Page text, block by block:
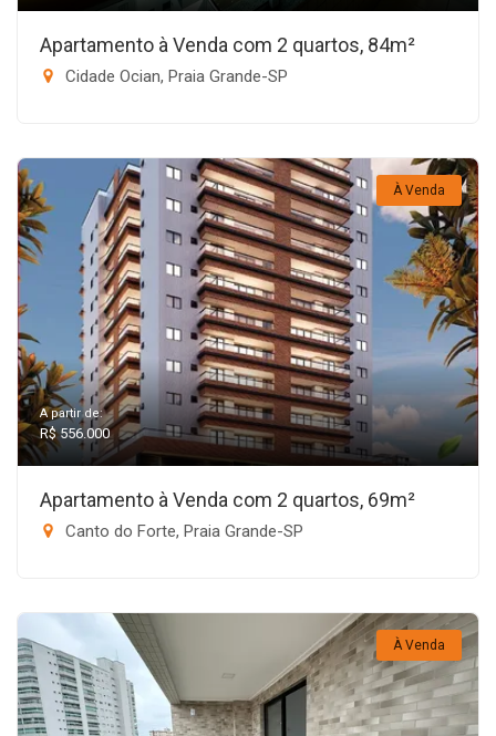
Apartamento à Venda com 2 quartos, 84m²
Cidade Ocian, Praia Grande-SP
À Venda
A partir de:
R$ 556.000
Apartamento à Venda com 2 quartos, 69m²
Canto do Forte, Praia Grande-SP
À Venda